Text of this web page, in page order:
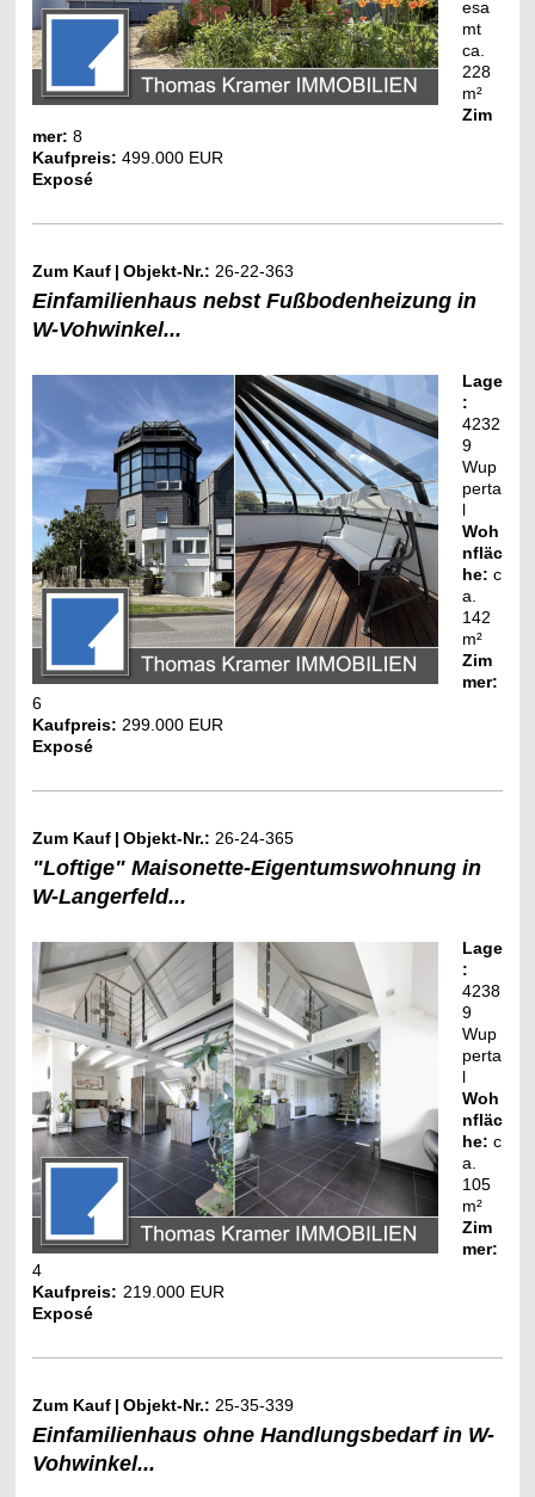
esa
mt
ca.
228
m²
Zim
mer: 8
Kaufpreis: 499.000 EUR
Exposé
Zum Kauf | Objekt-Nr.: 26-22-363
Einfamilienhaus nebst Fußbodenheizung in
W-Vohwinkel...
Lage
:
4232
9
Wup
perta
l
Woh
nfläc
he: c
a.
142
m²
Zim
mer:
6
Kaufpreis: 299.000 EUR
Exposé
Zum Kauf | Objekt-Nr.: 26-24-365
"Loftige" Maisonette-Eigentumswohnung in
W-Langerfeld...
Lage
:
4238
9
Wup
perta
l
Woh
nfläc
he: c
a.
105
m²
Zim
mer:
4
Kaufpreis: 219.000 EUR
Exposé
Zum Kauf | Objekt-Nr.: 25-35-339
Einfamilienhaus ohne Handlungsbedarf in W-
Vohwinkel...